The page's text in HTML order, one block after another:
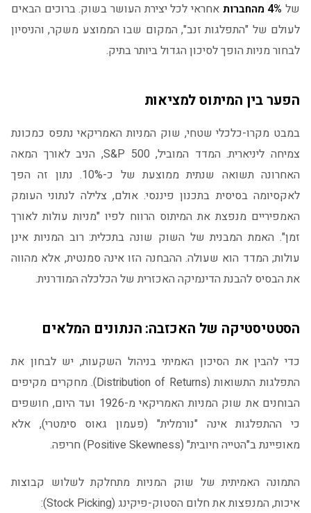
של 4% מהחברות
אחראי לכל יצירת העושר בשוק. ברוכים הבאים
לעולם של "התפלגות זנב", המקום שבו הממוצע משקר, והניסיון
לבחור מניות הופך לסיכון הגדול ביותר בתיק.
הפער בין המיתוס למציאות
במבט מקרו-כלכלי שטחי, שוק המניות האמריקאי נתפס כמכונת
צמיחה ליניארית. המדד המוביל, S&P 500, הניב לאורך המאה
האחרונה תשואה שנתית ממוצעת של כ-10%. נתון זה הפך
לאקסיומה בסיסית בתכנון פיננסי. אולם, צלילה לנתוני העומק
האמפיריים מנפצת את המיתוס הרווח לפיו "מניות עולות לאורך
זמן". האמת המבנית של השוק שונה בתכלית: רוב המניות אינן
עולות; המדד הוא שעולה. ההבחנה הזו אינה סמנטית, אלא מהווה
את הבסיס להבנת הדינמיקה האכזרית של הכלכלה המודרנית.
הסטטיסטיקה של האכזבה: הנתונים המלאים
כדי להבין את הסיכון האמיתי בניהול השקעות, יש לבחון את
התפלגות התשואות (Distribution of Returns). מחקרים מקיפים
הבוחנים את שוק המניות האמריקאי מ-1926 ועד היום, חושפים
כי ההתפלגות אינה "נורמלית" (פעמון גאוס סימטרי), אלא
מאופיינת ב"הטייה חיובית" (Positive Skewness) חריפה.
התמונה האמיתית של שוק המניות מתחלקת לשלוש קבוצות
איכות, המנפצות את חלום הסטוק-פיקינג (Stock Picking):